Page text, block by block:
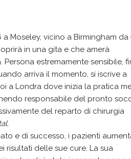
Moseley, vicino a Birmingham da
in una gita e che amerà
estremamente sensibile,
arriva il momento, si iscrive a
a Londra dove inizia la pratica
responsabile del pronto
del reparto di chirurgia
e di successo, i pazienti
risultati delle sue cure. La sua